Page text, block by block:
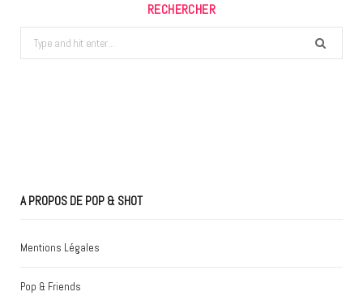
RECHERCHER
Search
for:
A PROPOS DE POP & SHOT
Mentions Légales
Pop & Friends